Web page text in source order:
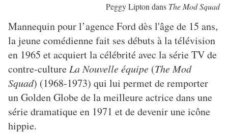
Peggy Lipton dans The Mod Squad
Mannequin pour l’agence Ford dès l'âge de 15 ans,
la jeune comédienne fait ses débuts à la télévision
en 1965 et acquiert la célébrité avec la série TV de
contre-culture La Nouvelle équipe (The Mod
Squad) (1968-1973) qui lui permet de remporter
un Golden Globe de la meilleure actrice dans une
série dramatique en 1971 et de devenir une icône
hippie.